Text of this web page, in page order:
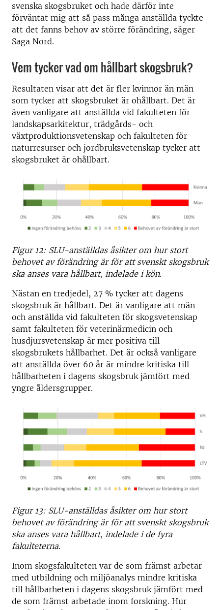
svenska skogsbruket och hade därför inte
förväntat mig att så pass många anställda tyckte
att det fanns behov av större förändring, säger
Saga Nord.
Vem tycker vad om hållbart skogsbruk?
Resultaten visar att det är fler kvinnor än män
som tycker att skogsbruket är ohållbart. Det är
även vanligare att anställda vid fakulteten för
landskapsarkitektur, trädgårds- och
växtproduktionsvetenskap och fakulteten för
naturresurser och jordbruksvetenskap tycker att
skogsbruket är ohållbart.
Figur 12: SLU-anställdas åsikter om hur stort
behovet av förändring är för att svenskt skogsbruk
ska anses vara hållbart, indelade i kön.
Nästan en tredjedel, 27 % tycker att dagens
skogsbruk är hållbart. Det är vanligare att män
och anställda vid fakulteten för skogsvetenskap
samt fakulteten för veterinärmedicin och
husdjursvetenskap är mer positiva till
skogsbrukets hållbarhet. Det är också vanligare
att anställda över 60 år är mindre kritiska till
hållbarheten i dagens skogsbruk jämfört med
yngre åldersgrupper.
Figur 13: SLU-anställdas åsikter om hur stort
behovet av förändring är för att svenskt skogsbruk
ska anses vara hållbart, indelade i de fyra
fakulteterna.
Inom skogsfakulteten var de som främst arbetar
med utbildning och miljöanalys mindre kritiska
till hållbarheten i dagens skogsbruk jämfört med
de som främst arbetade inom forskning. Hur